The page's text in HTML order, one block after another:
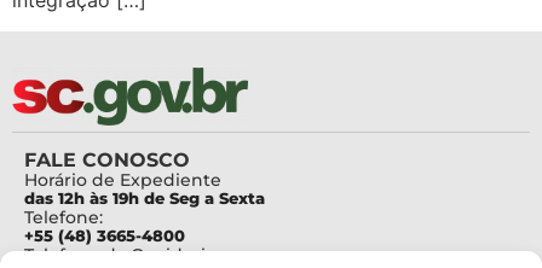
FALE CONOSCO
Horário de Expediente
das 12h às 19h de Seg a Sexta
Telefone:
+55 (48) 3665-4800
Telefone da Ouvidoria